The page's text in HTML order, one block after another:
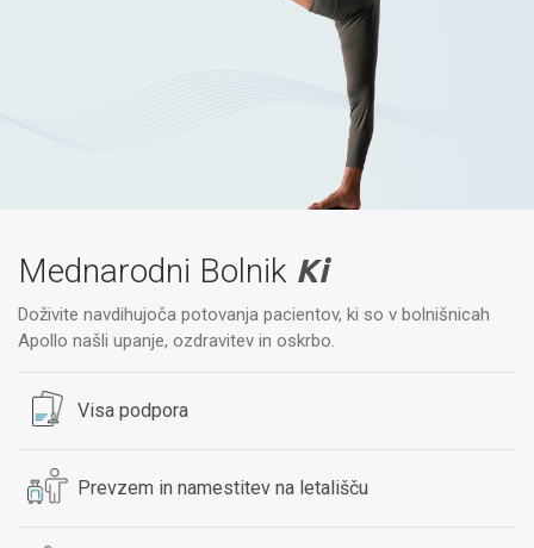
Mednarodni Bolnik Ki
Doživite navdihujoča potovanja pacientov, ki so v bolnišnicah
Apollo našli upanje, ozdravitev in oskrbo.
Visa podpora
Prevzem in namestitev na letališču